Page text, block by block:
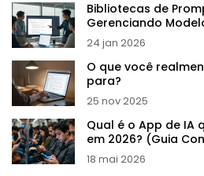
Bibliotecas de
Gerenciando
24 jan 2026
O que você
para?
25 nov 2025
Qual é o App de IA
em 2026? (Guia
18 mai 2026